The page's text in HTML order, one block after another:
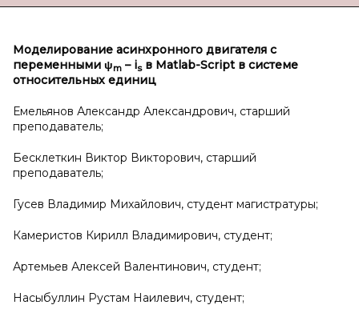
Моделирование асинхронного двигателя с
переменными ψm – is в Matlab-Scriptв системе
относительных единиц
Емельянов Александр Александрович, старший
преподаватель;
Бесклеткин Виктор Викторович, старший
преподаватель;
Гусев Владимир Михайлович, студент магистратуры;
Камеристов Кирилл Владимирович, студент;
Артемьев Алексей Валентинович, студент;
Насыбуллин Рустам Наилевич, студент;